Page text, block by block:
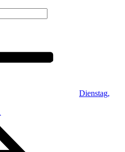
Dienstag,